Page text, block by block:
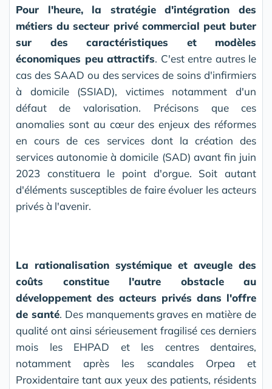
Pour l'heure, la stratégie d'intégration des
métiers du secteur privé commercial peut buter
sur des caractéristiques et modèles
économiques peu attractifs. C'est entre autres le
cas des SAAD ou des services de soins d'infirmiers
à domicile (SSIAD), victimes notamment d'un
défaut de valorisation.
Précisons que ces
anomalies sont au cœur des enjeux des réformes
en cours de ces services dont la création des
services autonomie à domicile (SAD) avant fin juin
2023 constituera le point d'orgue. Soit autant
d'éléments susceptibles de faire évoluer les acteurs
privés à l'avenir.
La rationalisation systémique et aveugle des
coûts constitue l'autre obstacle au
développement des acteurs privés dans l'offre
de santé. Des manquements graves en matière de
qualité ont ainsi sérieusement fragilisé ces derniers
mois les EHPAD et les centres dentaires,
notamment après les scandales Orpea et
Proxidentaire tant aux yeux des patients, résidents